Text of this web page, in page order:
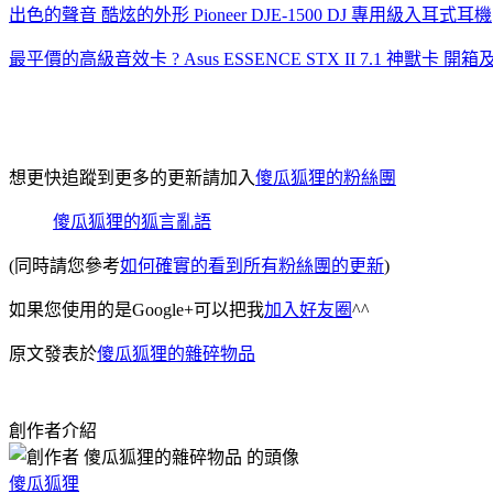
出色的聲音 酷炫的外形 Pioneer DJE-1500 DJ 專用級入耳式耳機
最平價的高級音效卡 ? Asus ESSENCE STX II 7.1 神獸卡 開箱
想更快追蹤到更多的更新請加入傻瓜狐狸的粉絲團
傻瓜狐狸的狐言亂語
(同時請您參考如何確實的看到所有粉絲團的更新)
如果您使用的是Google+可以把我加入好友圈^^
原文發表於傻瓜狐狸的雜碎物品
創作者介紹
傻瓜狐狸